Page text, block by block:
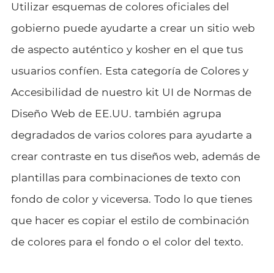
Utilizar esquemas de colores oficiales del
gobierno puede ayudarte a crear un sitio web
de aspecto auténtico y kosher en el que tus
usuarios confíen. Esta categoría de Colores y
Accesibilidad de nuestro kit UI de Normas de
Diseño Web de EE.UU. también agrupa
degradados de varios colores para ayudarte a
crear contraste en tus diseños web, además de
plantillas para combinaciones de texto con
fondo de color y viceversa. Todo lo que tienes
que hacer es copiar el estilo de combinación
de colores para el fondo o el color del texto.